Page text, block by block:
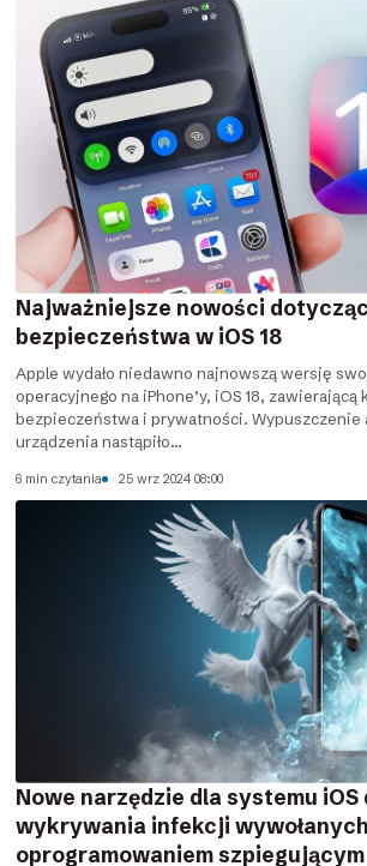
Najważniejsze nowości
bezpieczeństwa w iOS 18
Apple wydało niedawno najnowszą wersję
operacyjnego na iPhone’y, iOS 18,
bezpieczeństwa i prywatności. Wypuszczenie
urządzenia nastąpiło...
6 min czytania 25 wrz 2024 08:00
Nowe narzędzie dla systemu iOS
wykrywania infekcji wywołanych
oprogramowaniem szpiegującym